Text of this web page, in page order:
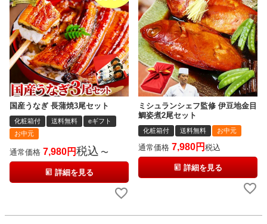
国産うなぎ 長蒲焼3尾セット
化粧箱付 送料無料
eギフト
お中元
通常価格 7,980 税込 〜
詳細を見る
ミシュランシェフ監修 伊豆地金目
鯛姿煮2尾セット
化粧箱付 送料無料 お中元
通常価格 7,980 税込
詳細を見る